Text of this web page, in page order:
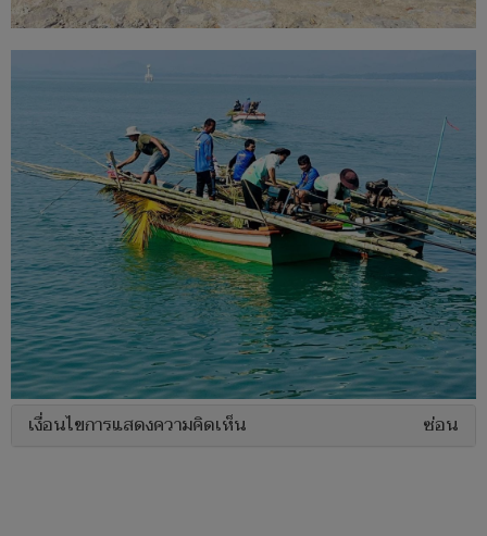
เงื่อนไขการแสดงความคิดเห็น ซ่อน